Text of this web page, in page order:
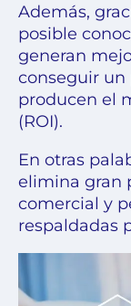
Además,
posible
generan
conseguir un
producen el
(ROI).
En otras
elimina gran
comercial y
respaldadas